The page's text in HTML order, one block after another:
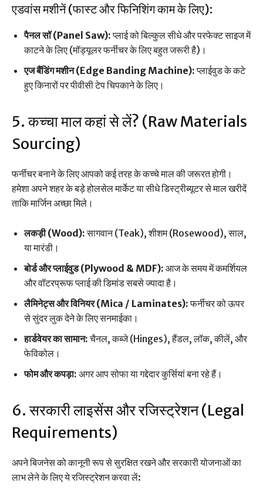
एडवांस मशीनें (फास्ट और फिनिशिंग काम के लिए):
पैनल सॉ (Panel Saw):प्लाई को बिल्कुल सीधे और परफेक्ट साइज में
काटने के लिए (मॉड्यूलर फर्नीचर के लिए बहुत जरूरी है)।
एज बैंडिंग मशीन (Edge Banding Machine):प्लाईवुड के कटे
हुए किनारों पर पीवीसी टेप चिपकाने के लिए।
5. कच्चा माल कहां से लें? (Raw Materials
Sourcing)
फर्नीचर बनाने के लिए आपको कई तरह के कच्चे माल की जरूरत होगी।
हमेशा अपने शहर के बड़े होलसेल मार्केट या सीधे डिस्ट्रीब्यूटर से माल खरीदें
ताकि मार्जिन अच्छा मिले।
लकड़ी (Wood):सागवान (Teak), शीशम (Rosewood), साल,
या मारंडी।
बोर्ड और प्लाईवुड (Plywood & MDF): आज के समय में कमर्शियल
और वॉटरप्रूफ प्लाई की डिमांड सबसे ज्यादा है।
लैमिनेट्स और विनियर (Mica / Laminates):फर्नीचर को ऊपर
से सुंदर लुक देने के लिए सनमाईका।
हार्डवेयर का सामान:चैनल, कब्जे (Hinges), हैंडल, लॉक, कीलें, और
फेविकोल।
फोम और कपड़ा: अगर आप सोफा या गद्देदार कुर्सियां बना रहे हैं।
6. सरकारी लाइसेंस और रजिस्ट्रेशन (Legal
Requirements)
अपने बिजनेस को कानूनी रूप से सुरक्षित रखने और सरकारी योजनाओं का
लाभ लेने के लिए ये रजिस्ट्रेशन करवा लें: